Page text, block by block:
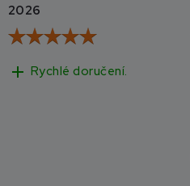
2026
add Rychlé doručení.